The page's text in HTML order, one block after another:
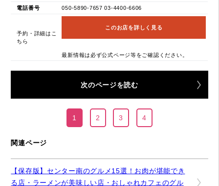
電話番号 050-5890-7657 03-4400-6606
予約・詳細はこ
ちら
このお店を詳しく見る
最新情報は必ず公式ページ等をご確認ください。
次のページを読む
1 2 3 4
関連ページ
【保存版】センター南のグルメ15選！お肉が堪能でき
る店・ラーメンが美味しい店・おしゃれカフェのグル